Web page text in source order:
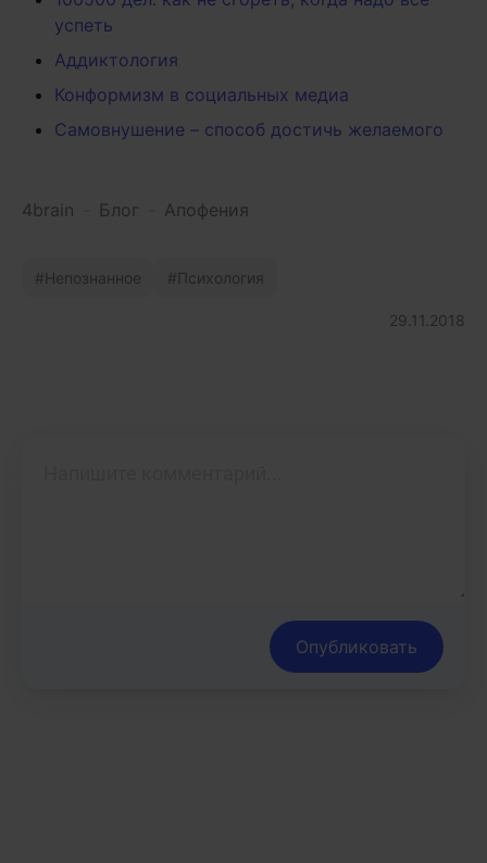
успеть
Аддиктология
Конформизм в социальных медиа
Самовнушение – способ достичь желаемого
4brain Блог Апофения
Непознанное Психология
29.11.2018
Опубликовать